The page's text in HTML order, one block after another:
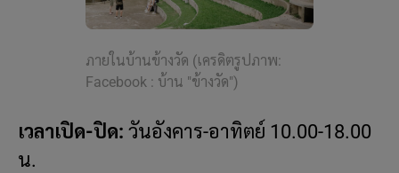
ภายในบ้านข้างวัด (เครดิตรูปภาพ:
Facebook : บ้าน "ข้างวัด")
เวลาเปิด-ปิด: วันอังคาร-อาทิตย์ 10.00-18.00
น.